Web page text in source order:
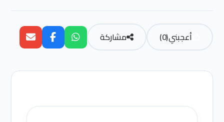
أعجبني(
0
) مشاركة